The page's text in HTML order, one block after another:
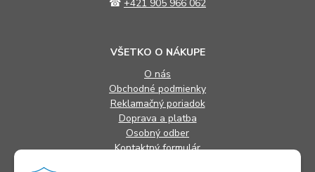
☎ +421 905 966 062
VŠETKO O NÁKUPE
O nás
Obchodné podmienky
Reklamačný poriadok
Doprava a platba
Osobný odber
Kontaktný formulár